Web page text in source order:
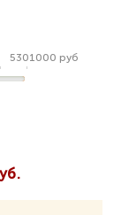
5301000 руб